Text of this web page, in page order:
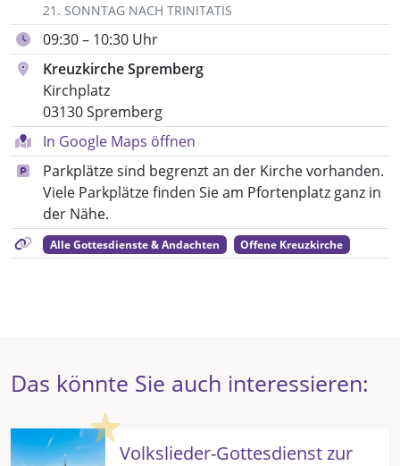
21. SONNTAG NACH TRINITATIS
09:30 – 10:30 Uhr
Kreuzkirche Spremberg
Kirchplatz
03130 Spremberg
In Google Maps öffnen
Parkplätze sind begrenzt an der Kirche vorhanden.
Viele Parkplätze finden Sie am Pfortenplatz ganz in
der Nähe.
Alle Gottesdienste & Andachten Offene Kreuzkirche
Das könnte Sie auch interessieren:
Highlight
Volkslieder-Gottesdienst zur